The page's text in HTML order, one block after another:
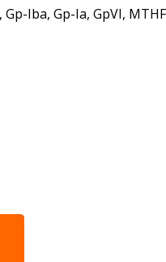
Gp-Iba, Gp-Ia, GpVI,